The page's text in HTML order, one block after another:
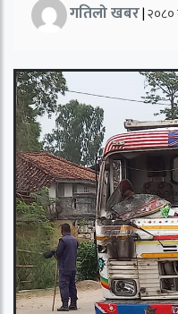
गतिलो खबर|२०८०